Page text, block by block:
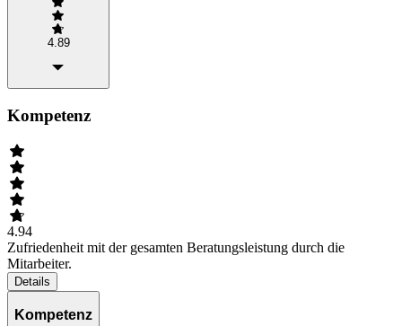
4.89
Kompetenz
4.94
Zufriedenheit mit der gesamten Beratungsleistung durch die
Mitarbeiter.
Details
Kompetenz